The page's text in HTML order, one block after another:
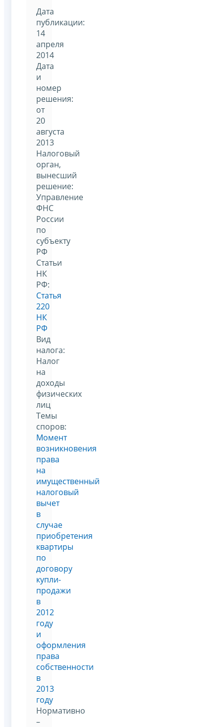
Дата
публикации:
14
апреля
2014
Дата
и
номер
решения:
от
20
августа
2013
Налоговый
орган,
вынесший
решение:
Управление
ФНС
России
по
субъекту
РФ
Статьи
НК
РФ:
Статья
220
НК
РФ
Вид
налога:
Налог
на
доходы
физических
лиц
Темы
споров:
Момент
возникновения
права
на
имущественный
налоговый
вычет
в
случае
приобретения
квартиры
по
договору
купли-
продажи
в
2012
году
и
оформления
права
собственности
в
2013
году
Нормативно
–